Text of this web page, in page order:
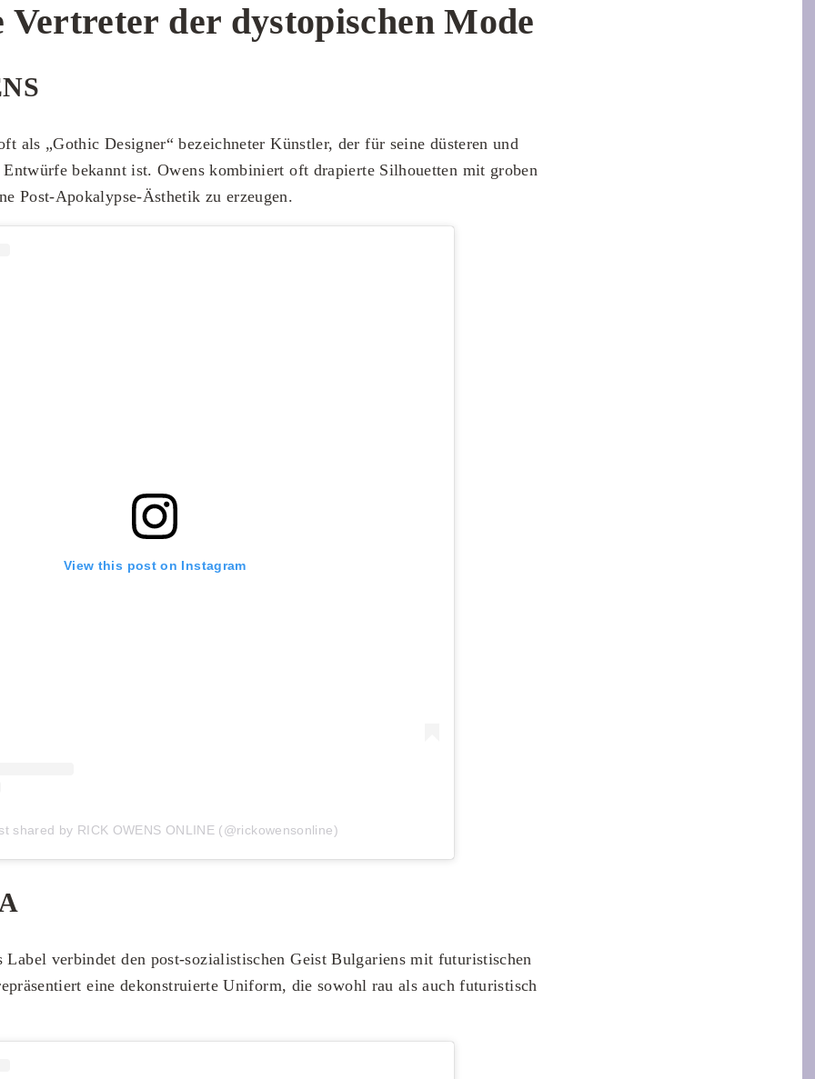
Vertreter der dystopischen Mode
als „Gothic Designer“ bezeichneter Künstler, der für seine düsteren und
Entwürfe bekannt ist. Owens kombiniert oft drapierte Silhouetten mit groben
Post-Apokalypse-Ästhetik zu erzeugen.
View this post on Instagram
shared by RICK OWENS ONLINE (@rickowensonline)
Label verbindet den post-sozialistischen Geist Bulgariens mit futuristischen
eine dekonstruierte Uniform, die sowohl rau als auch futuristisch